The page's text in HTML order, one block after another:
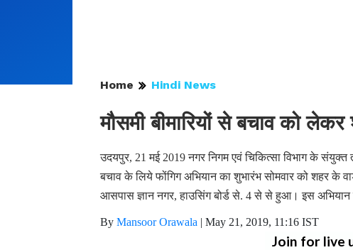
Home Hindi News
मौसमी बीमारियों से बचाव को
उदयपुर, 21 मई 2019 नगर निगम एवं चिकित्सा विभाग के संयुक्त
बचाव के लिये फोंगिग अभियान का शुभारंभ सोमवार को शहर के
आसपास ज्ञान नगर, हाउसिंग बोर्ड से. 4 से से हुआ। इस
By Mansoor Orawala | May 21, 2019, 11:16 IST
Join for live